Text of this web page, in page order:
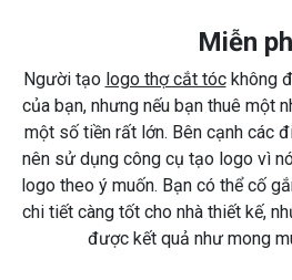
Miễn
Người tạo logo thợ cắt tóckhông
của bạn, nhưng nếu bạn thuê một
một số tiền rất lớn. Bên cạnh các
nên sử dụng công cụ tạo logo vì
logo theo ý muốn. Bạn có thể cố
chi tiết càng tốt cho nhà thiết kế,
được kết quả như mong